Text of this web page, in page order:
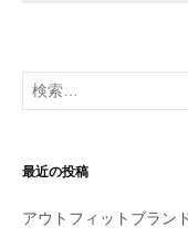
ョ
検
索:
最近の投稿
アウトフィットブラン